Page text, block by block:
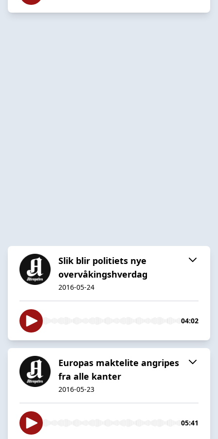
Slik blir politiets nye
overvåkingshverdag
2016-05-24
04:02
Europas maktelite angripes
fra alle kanter
2016-05-23
05:41